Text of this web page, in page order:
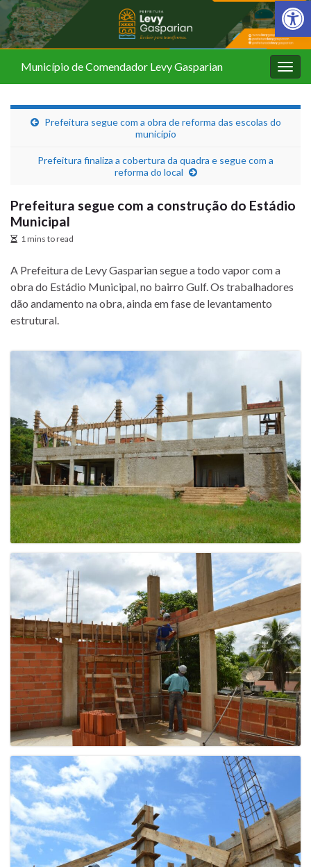
Barra de
Município de Comendador Levy Gasparian
Prefeitura segue com a obra de reforma das escolas do
município
Prefeitura finaliza a cobertura da quadra e segue com a
reforma do local
Prefeitura segue com a construção do Estádio
Municipal
1 mins to read
A Prefeitura de Levy Gasparian segue a todo vapor com a
obra do Estádio Municipal, no bairro Gulf. Os trabalhadores
dão andamento na obra, ainda em fase de levantamento
estrutural.